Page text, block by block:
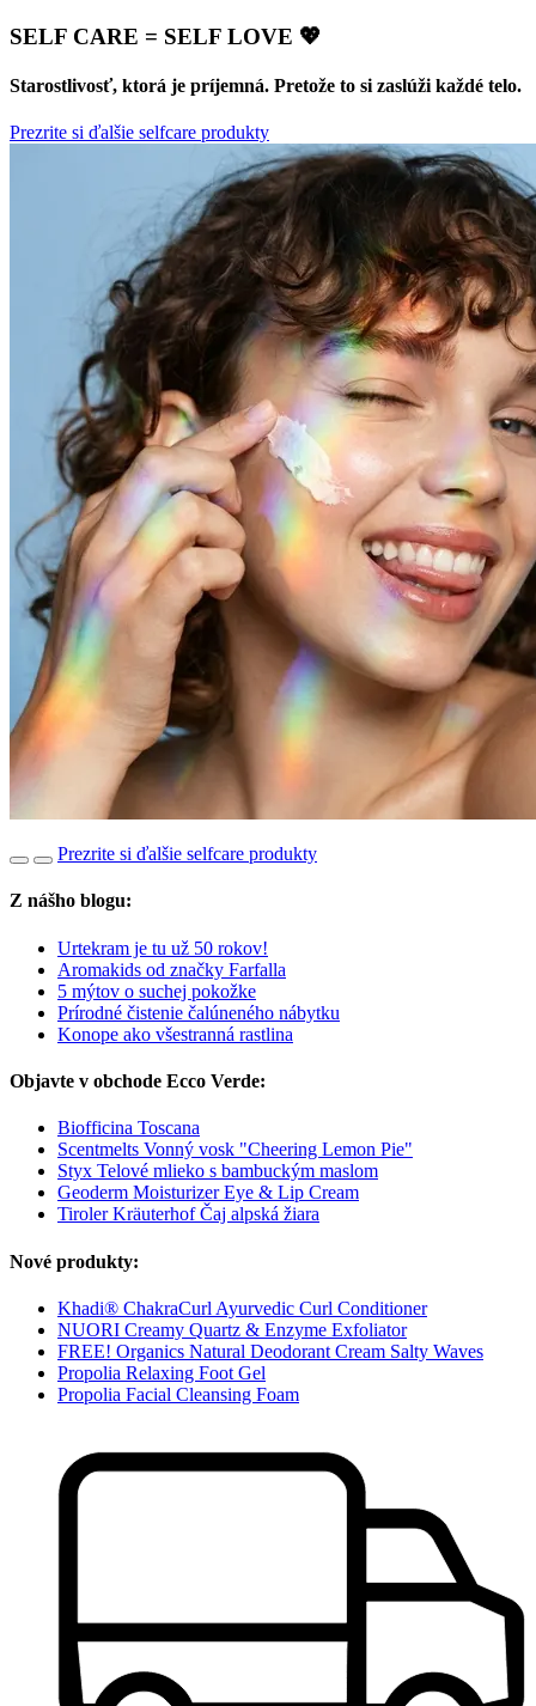
SELF CARE = SELF LOVE 💖
Starostlivosť, ktorá je príjemná. Pretože to si zaslúži každé telo.
Prezrite si ďalšie selfcare produkty
Prezrite si ďalšie selfcare produkty
Z nášho blogu:
Urtekram je tu už 50 rokov!
Aromakids od značky Farfalla
5 mýtov o suchej pokožke
Prírodné čistenie čalúneného nábytku
Konope ako všestranná rastlina
Objavte v obchode Ecco Verde:
Biofficina Toscana
Scentmelts Vonný vosk "Cheering Lemon Pie"
Styx Telové mlieko s bambuckým maslom
Geoderm Moisturizer Eye & Lip Cream
Tiroler Kräuterhof Čaj alpská žiara
Nové produkty:
Khadi® ChakraCurl Ayurvedic Curl Conditioner
NUORI Creamy Quartz & Enzyme Exfoliator
FREE! Organics Natural Deodorant Cream Salty Waves
Propolia Relaxing Foot Gel
Propolia Facial Cleansing Foam